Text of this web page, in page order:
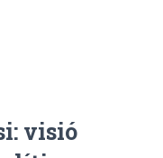
visió